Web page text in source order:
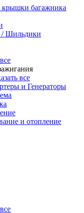
багажника
Шильдики
все
и Генераторы
и отопление